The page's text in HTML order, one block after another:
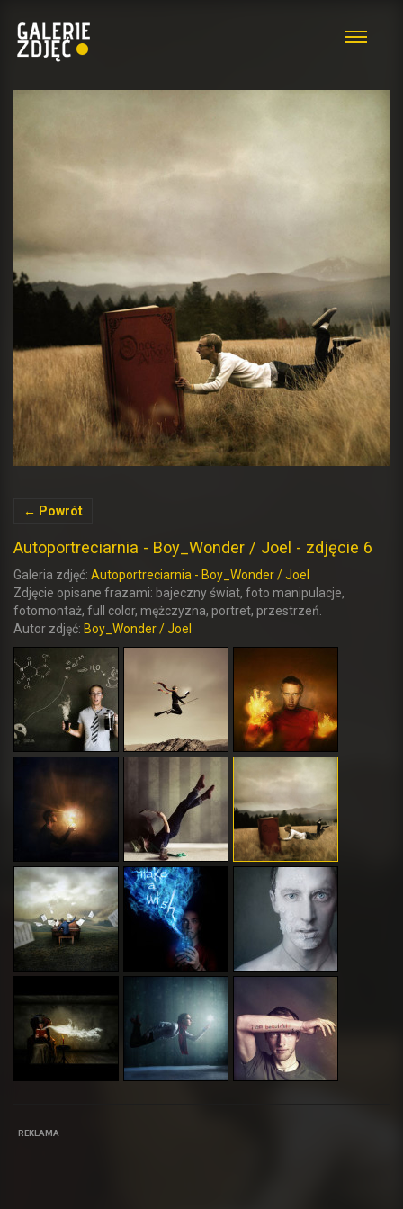
← Powrót
Autoportreciarnia - Boy_Wonder / Joel - zdjęcie 6
Galeria zdjęć: Autoportreciarnia - Boy_Wonder / Joel
Zdjęcie opisane frazami: bajeczny świat, foto manipulacje,
fotomontaż, full color, mężczyzna, portret, przestrzeń.
Autor zdjęć: Boy_Wonder / Joel
REKLAMA